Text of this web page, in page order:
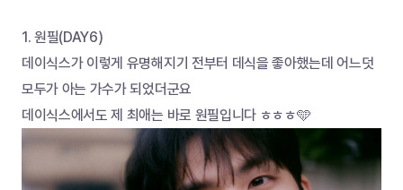
1. 원필(DAY6)
데이식스가 이렇게 유명해지기 전부터 데식을 좋아했는데 어느덧
모두가 아는 가수가 되었더군요
데이식스에서도 제 최애는 바로 원필입니다 ㅎㅎㅎ🩵